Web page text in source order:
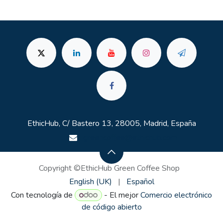
EthicHub, C/ Bastero 13, 28005, Madrid, España
Copyright ©EthicHub Green Coffee Shop
English (UK)
|
Español
Con tecnología de
- El mejorComercio electrónico
de código abierto